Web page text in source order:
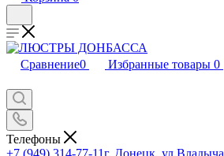
Сравнение0 Избранные товары 0
Телефоны
+7 (949) 314-77-11г. Донецк,